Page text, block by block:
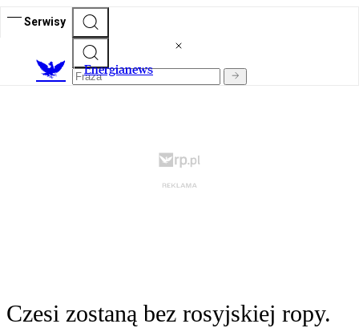
Serwisy
Energianews
Czesi zostaną bez rosyjskiej ropy.